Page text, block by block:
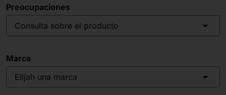
Preocupaciones
Consulta sobre el producto
Marca
Elijah una marca